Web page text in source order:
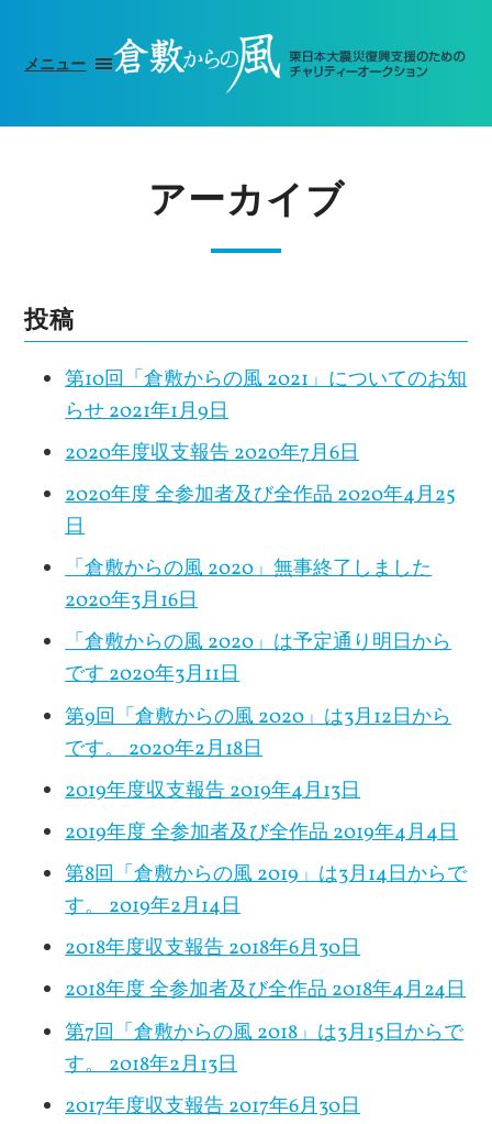
メニュー
アーカイブ
投稿
第10回「倉敷からの風 2021」についてのお知
らせ2021年1月9日
2020年度収支報告2020年7月6日
2020年度 全参加者及び全作品2020年4月25
日
「倉敷からの風 2020」無事終了しました
2020年3月16日
「倉敷からの風 2020」は予定通り明日から
です2020年3月11日
第9回「倉敷からの風 2020」は3月12日から
です。2020年2月18日
2019年度収支報告2019年4月13日
2019年度 全参加者及び全作品2019年4月4日
第8回「倉敷からの風 2019」は3月14日からで
す。2019年2月14日
2018年度収支報告2018年6月30日
2018年度 全参加者及び全作品2018年4月24日
第7回「倉敷からの風 2018」は3月15日からで
す。2018年2月13日
2017年度収支報告2017年6月30日